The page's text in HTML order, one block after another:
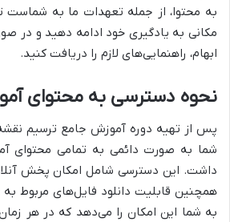
به محتوا، از جمله تعهدات ما به شماست
مکانی به یادگیری خود ادامه دهید و در
ابهام، راهنمایی‌های لازم را دریافت کنید.
نحوه دسترسی به محتوای
پس از تهیه دوره آموزش جامع ترسیم
شما به صورت دائمی به تمامی محتوای
داشت. این دسترسی شامل امکان پخش
همچنین قابلیت دانلود فایل‌های مربوط
به شما این امکان را می‌دهد که در هر